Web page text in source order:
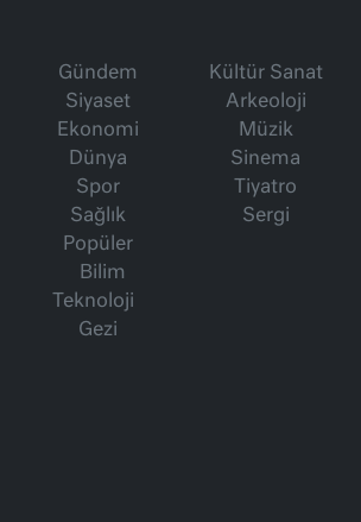
Gündem
Siyaset
Ekonomi
Dünya
Spor
Sağlık
Popüler
Bilim
Teknoloji
Gezi
Kültür Sanat
Arkeoloji
Müzik
Sinema
Tiyatro
Sergi